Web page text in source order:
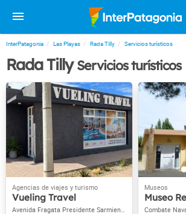
InterPatagonia Las Playas Rada Tilly Servicios turísticos
Rada TillyServicios turísticos
Vueling Travel